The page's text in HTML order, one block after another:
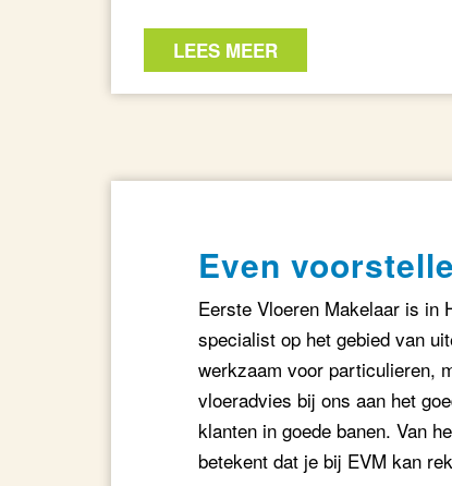
LEES MEER
Even
Eerste Vloeren Makelaar is in
specialist op het gebied van
werkzaam voor particulieren,
vloeradvies bij ons aan het
klanten in goede banen. Van
betekent dat je bij EVM kan